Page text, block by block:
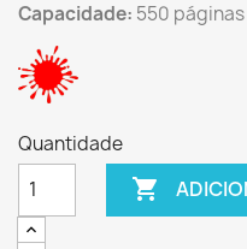
Capacidade: 550 páginas
Quantidade
